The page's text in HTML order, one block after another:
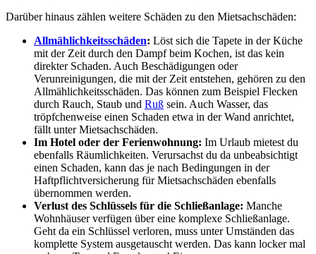
Darüber hinaus zählen weitere Schäden zu den Mietsachschäden:
Allmählichkeitsschäden: Löst sich die Tapete in der Küche
mit der Zeit durch den Dampf beim Kochen, ist das kein
direkter Schaden. Auch Beschädigungen oder
Verunreinigungen, die mit der Zeit entstehen, gehören zu den
Allmählichkeitsschäden. Das können zum Beispiel Flecken
durch Rauch, Staub und Ruß sein. Auch Wasser, das
tröpfchenweise einen Schaden etwa in der Wand anrichtet,
fällt unter Mietsachschäden.
Im Hotel oder der Ferienwohnung: Im Urlaub mietest du
ebenfalls Räumlichkeiten. Verursachst du da unbeabsichtigt
einen Schaden, kann das je nach Bedingungen in der
Haftpflichtversicherung für Mietsachschäden ebenfalls
übernommen werden.
Verlust des Schlüssels für die Schließanlage: Manche
Wohnhäuser verfügen über eine komplexe Schließanlage.
Geht da ein Schlüssel verloren, muss unter Umständen das
komplette System ausgetauscht werden. Das kann locker mal